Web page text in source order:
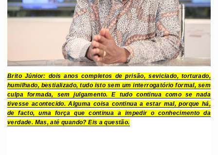
Brito Júnior: dois anos completos de prisão, seviciado, torturado,
humilhado, bestializado, tudo isto sem um interrogatório formal, sem
culpa formada, sem julgamento. E tudo continua como se nada
tivesse acontecido. Alguma coisa continua a estar mal, porque há,
de facto, uma força que continua a impedir o conhecimento da
verdade. Mas, até quando? Eis a questão.